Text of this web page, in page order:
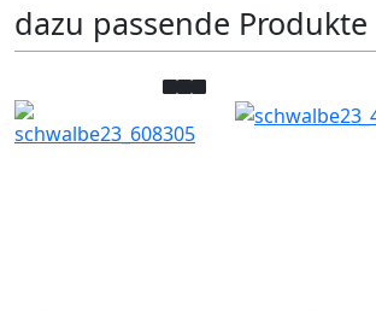
dazu passende Produkte